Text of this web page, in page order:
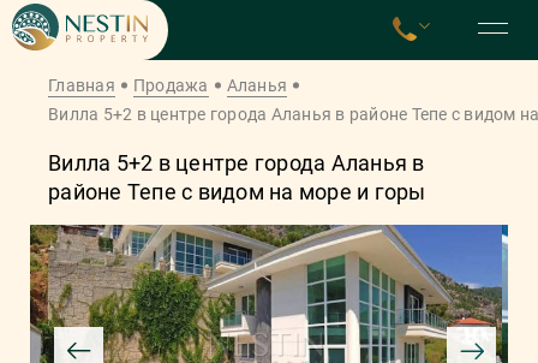
Главная Продажа
Аланья
Вилла 5+2 в центре города Аланья в районе Тепе с видом
Вилла 5+2 в центре города Аланья в
районе Тепе с видом на море и горы